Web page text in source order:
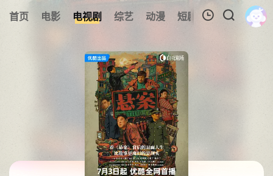
首页 电影 电视剧 综艺 动漫 短剧 今日更新
0
暂无观看影片的记录